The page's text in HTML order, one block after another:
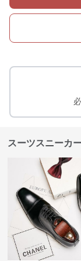
スーツスニーカ